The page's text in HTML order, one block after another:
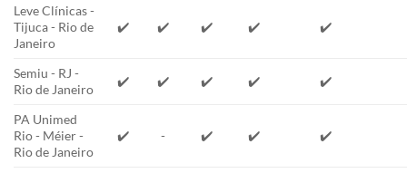
Leve Clínicas -
Tijuca - Rio de
Janeiro
✔️ ✔️ ✔️ ✔️ ✔️
Semiu - RJ -
Rio de Janeiro
✔️ ✔️ ✔️ ✔️ ✔️
PA Unimed
Rio - Méier -
Rio de Janeiro
✔️ - ✔️ ✔️ ✔️